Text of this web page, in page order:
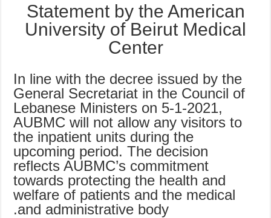
Statement by the American
University of Beirut Medical
Center
In line with the decree issued by the
General Secretariat in the Council of
Lebanese Ministers on 5-1-2021,
AUBMC will not allow any visitors to
the inpatient units during the
upcoming period. The decision
reflects AUBMC’s commitment
towards protecting the health and
welfare of patients and the medical
and administrative body.